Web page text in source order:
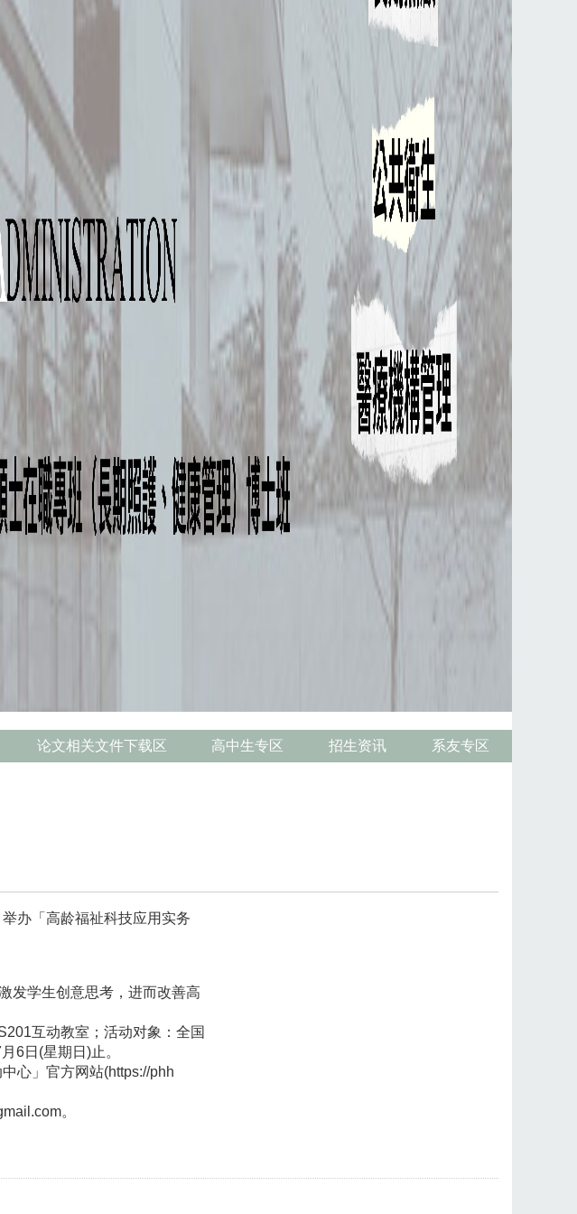
论文相关文件下载区 高中生专区 招生资讯 系友专区
办「高龄福祉科技应用实务
发学生创意思考，进而改善高
互动教室；活动对象：全国
日(星期日)止。
心」官方网站(https://phh
。